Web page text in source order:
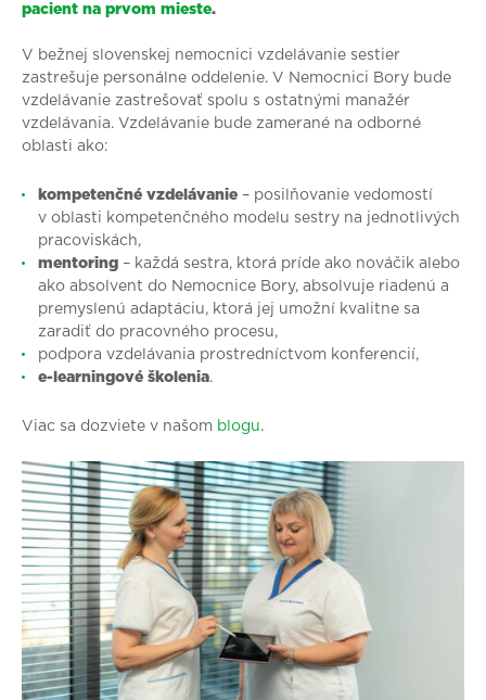
pacient na prvom mieste.
V bežnej slovenskej nemocnici vzdelávanie sestier
zastrešuje personálne oddelenie. V Nemocnici Bory bude
vzdelávanie zastrešovať spolu s ostatnými manažér
vzdelávania. Vzdelávanie bude zamerané na odborné
oblasti ako:
kompetenčné vzdelávanie – posilňovanie vedomostí
v oblasti kompetenčného modelu sestry na jednotlivých
pracoviskách,
mentoring – každá sestra, ktorá príde ako nováčik alebo
ako absolvent do Nemocnice Bory, absolvuje riadenú a
premyslenú adaptáciu, ktorá jej umožní kvalitne sa
zaradiť do pracovného procesu,
podpora vzdelávania prostredníctvom konferencií,
e-learningové školenia.
Viac sa dozviete v našom blogu.